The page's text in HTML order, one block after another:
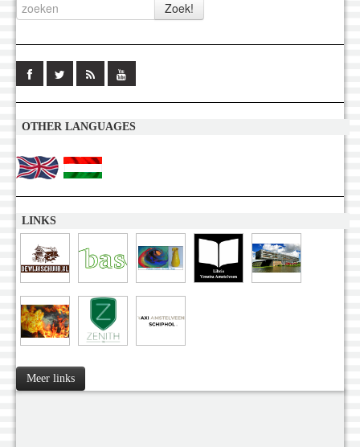
OTHER LANGUAGES
LINKS
Meer links